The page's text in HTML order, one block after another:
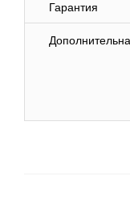
Гарантия